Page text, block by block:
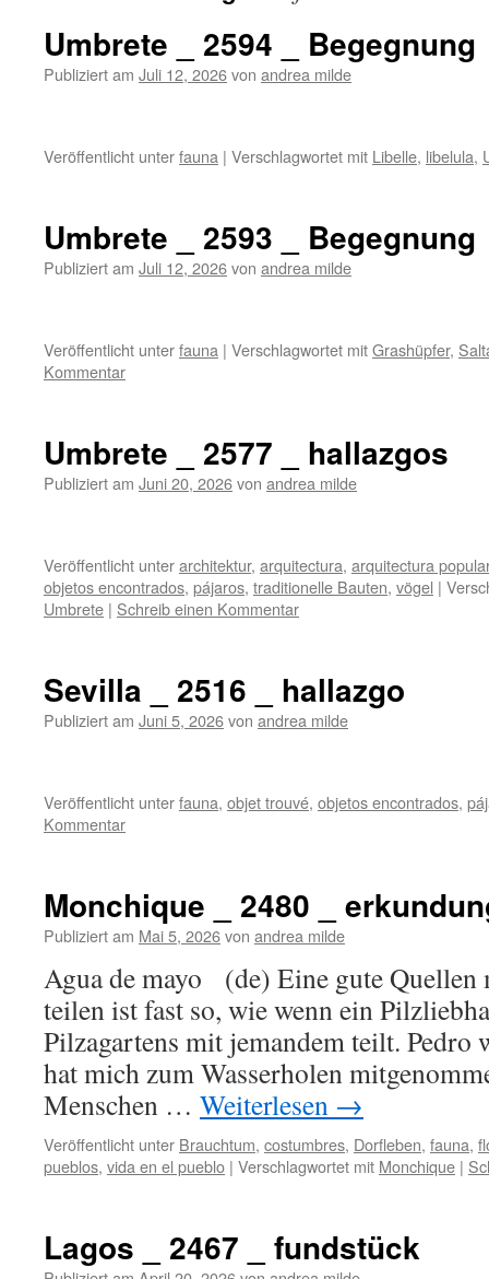
Umbrete _ 2594 _ Begegnung
Publiziert am Juli 12, 2026von andrea milde
Veröffentlicht unterfauna | Verschlagwortet mit Libelle, libelula,
Umbrete _ 2593 _ Begegnung
Publiziert am Juli 12, 2026von andrea milde
Veröffentlicht unterfauna | Verschlagwortet mitGrashüpfer,
Kommentar
Umbrete _ 2577 _ hallazgos
Publiziert am Juni 20, 2026von andrea milde
Veröffentlicht unterarchitektur, arquitectura, arquitectura popular
objetos encontrados, pájaros, traditionelle Bauten, vögel |
Umbrete | Schreib einen Kommentar
Sevilla _ 2516 _ hallazgo
Publiziert am Juni 5, 2026von andrea milde
Veröffentlicht unterfauna, objet trouvé, objetos encontrados,
Kommentar
Monchique _ 2480 _
Publiziert am Mai 5, 2026von andrea milde
Agua de mayo (de) Eine gute Quellen
teilen ist fast so, wie wenn ein
Pilzagartens mit jemandem teilt. Pedro
hat mich zum Wasserholen
Menschen … Weiterlesen →
Veröffentlicht unter Brauchtum, costumbres, Dorfleben, fauna,
pueblos, vida en el pueblo | Verschlagwortet mit Monchique |
Lagos _ 2467 _ fundstück